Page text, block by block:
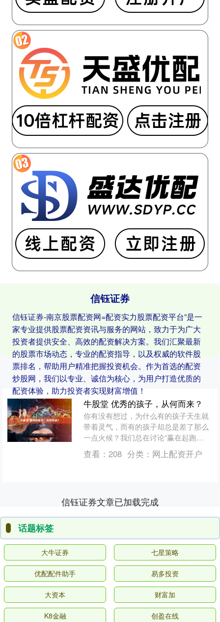
信钰证券
信钰证券-南京股票配资网=配资实力股票配资平台”是一
家专业提供股票配资资讯与服务的网站，致力于为广大
投资者提供安全、高效的配资解决方案。我们汇聚最新
的股票市场动态，专业的配资指导，以及权威的软件股
票排名，帮助用户精准把握投资机会。作为首选的配资
炒股网，我们以专业、诚信为核心，为用户打造优质的
配资体验，助力投资者实现财富增值！
牛股堂 优秀的孩子，从何而来？
你有没有想过，为什么有的孩子天生就
带着灵气，而有的孩子却总是差了那么
一点火候？我们总在讨论“赢在起跑
线”，但真正的起跑线，究竟在哪里？是
学区房？是早教班？还是那....
查看： 208 分类： 网上配资开户
信钰证券文章已加载完成
话题标签
大牛证券 七星策略
优配配件助手 易多投资
大资本 财富加
K8金融 创盈在线